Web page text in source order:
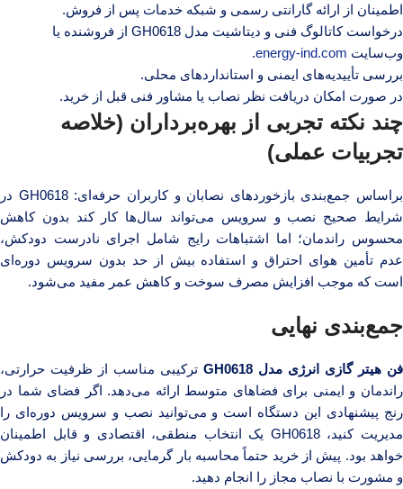
اطمینان از ارائه گارانتی رسمی و شبکه خدمات پس از فروش.
درخواست کاتالوگ فنی و دیتاشیت مدل GH0618 از فروشنده یا
وب‌سایت energy-ind.com
.
بررسی تأییدیه‌های ایمنی و استانداردهای محلی.
در صورت امکان دریافت نظر نصاب یا مشاور فنی قبل از خرید.
چند نکته تجربی از بهره‌برداران (خلاصه
تجربیات عملی)
براساس جمع‌بندی بازخوردهای نصابان و کاربران حرفه‌ای: GH0618 در
شرایط صحیح نصب و سرویس می‌تواند سال‌ها کار کند بدون کاهش
محسوس راندمان؛ اما اشتباهات رایج شامل اجرای نادرست دودکش،
عدم تأمین هوای احتراق و استفاده بیش از حد بدون سرویس دوره‌ای
است که موجب افزایش مصرف سوخت و کاهش عمر مفید می‌شود.
جمع‌بندی نهایی
فن هیتر گازی انرژی مدل GH0618
ترکیبی مناسب از ظرفیت حرارتی،
راندمان و ایمنی برای فضاهای متوسط ارائه می‌دهد. اگر فضای شما در
رنج پیشنهادی این دستگاه است و می‌توانید نصب و سرویس دوره‌ای را
مدیریت کنید، GH0618 یک انتخاب منطقی، اقتصادی و قابل اطمینان
خواهد بود. پیش از خرید حتماً محاسبه بار گرمایی، بررسی نیاز به دودکش
و مشورت با نصاب مجاز را انجام دهید.